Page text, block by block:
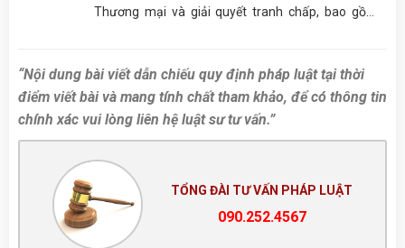
Thương mại và giải quyết tranh chấp, bao gồm
“Nội dung bài viết dẫn chiếu quy định pháp luật tại thời
điểm viết bài và mang tính chất tham khảo, để có thông tin
chính xác vui lòng liên hệ luật sư tư vấn.”
TỔNG ĐÀI TƯ VẤN PHÁP LUẬT
090.252.4567